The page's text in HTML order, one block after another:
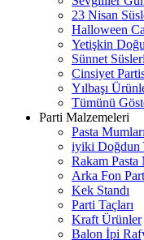
23 Nisan
Halloween
Yetişkin
Sünnet Süsleri
Cinsiyet
Yılbaşı
Tümünü
Parti Malzemeleri
Pasta Mumları
iyiki Doğdun
Rakam Pasta
Arka Fon
Kek Standı
Parti Taçları
Kraft Ürünler
Balon İpi